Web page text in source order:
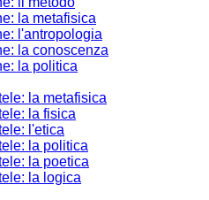
la metafisica
l'antropologia
la conoscenza
la politica
la metafisica
la fisica
l'etica
la politica
la poetica
la logica